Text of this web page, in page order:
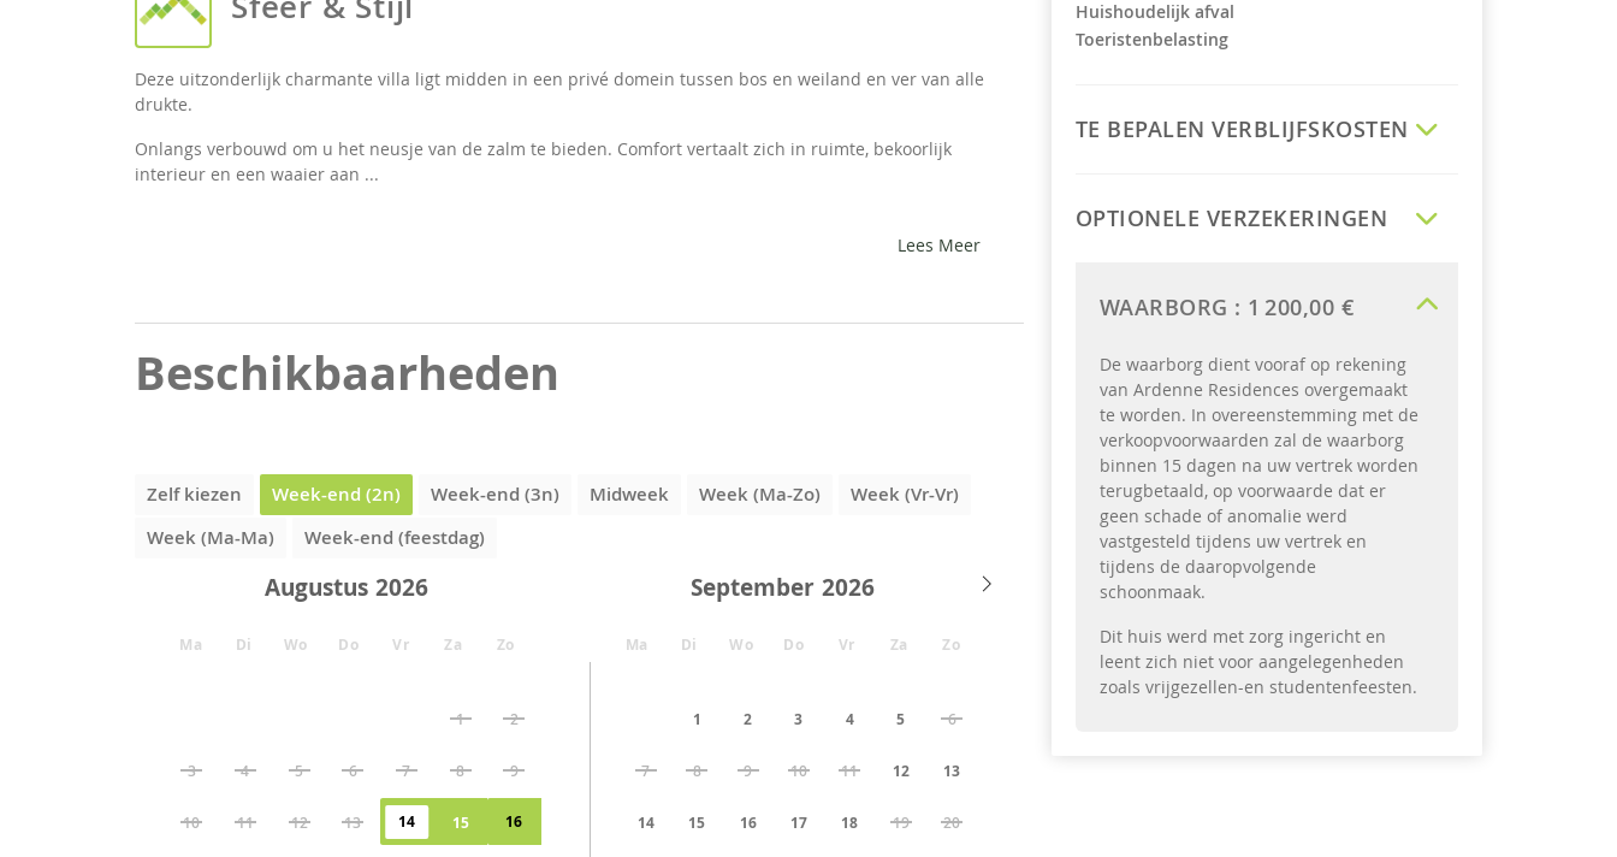
Deze uitzonderlijk charmante villa ligt midden in een privé domein tussen bos en weiland en ver van alle
drukte.
Onlangs verbouwd om u het neusje van de zalm te bieden. Comfort vertaalt zich in ruimte, bekoorlijk
interieur en een waaier aan ...
Lees Meer
Beschikbaarheden
Zelf kiezen Week-end (2n) Week-end (3n) Midweek Week (Ma-Zo)
Week (Vr-Vr)
Week (Ma-Ma)
Week-end (feestdag)
Augustus September
Ma Di Wo Do Vr Za Zo Ma Di Wo Do Vr Za Zo
1 2
3 4 5 6 7 8 9
10 11 12 13 14 15 16
1 2 3 4 5 6
7 8 9 10 11 12 13
14 15 16 17 18 19 20
Huishoudelijk afval
Toeristenbelasting
TE BEPALEN VERBLIJFSKOSTEN
OPTIONELE VERZEKERINGEN
WAARBORG : 1 200,00 €
De waarborg dient vooraf op rekening
van Ardenne Residences overgemaakt
te worden. In overeenstemming met de
verkoopvoorwaarden zal de waarborg
binnen 15 dagen na uw vertrek worden
terugbetaald, op voorwaarde dat er
geen schade of anomalie werd
vastgesteld tijdens uw vertrek en
tijdens de daaropvolgende
schoonmaak.
Dit huis werd met zorg ingericht en
leent zich niet voor aangelegenheden
zoals vrijgezellen-en studentenfeesten.